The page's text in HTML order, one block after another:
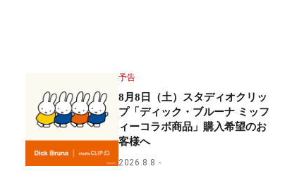
予告
8月8日（土）スタディオクリッ
プ「ディック・ブルーナ ミッフ
ィーコラボ商品」購入希望のお
客様へ
2026.8.8